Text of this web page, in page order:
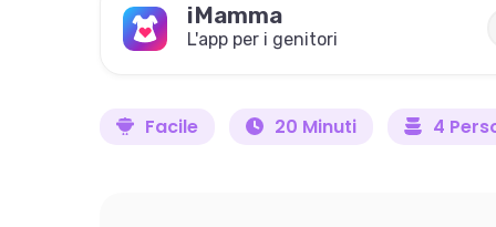
iMamma
L'app per i genitori
Facile 20 Minuti 4